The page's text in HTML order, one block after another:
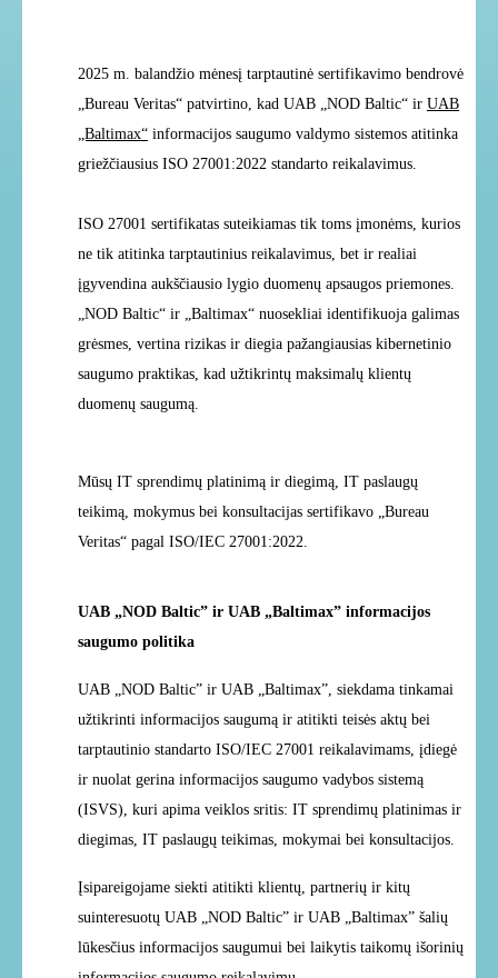
2025 m. balandžio mėnesį tarptautinė sertifikavimo bendrovė
„Bureau Veritas“ patvirtino, kad UAB „NOD Baltic“ ir UAB
„Baltimax“ informacijos saugumo valdymo sistemos atitinka
griežčiausius ISO 27001:2022 standarto reikalavimus.
ISO 27001 sertifikatas suteikiamas tik toms įmonėms, kurios
ne tik atitinka tarptautinius reikalavimus, bet ir realiai
įgyvendina aukščiausio lygio duomenų apsaugos priemones.
„NOD Baltic“ ir „Baltimax“ nuosekliai identifikuoja galimas
grėsmes, vertina rizikas ir diegia pažangiausias kibernetinio
saugumo praktikas, kad užtikrintų maksimalų klientų
duomenų saugumą.
Mūsų IT sprendimų platinimą ir diegimą, IT paslaugų
teikimą, mokymus bei konsultacijas sertifikavo „Bureau
Veritas“ pagal ISO/IEC 27001:2022.
UAB „NOD Baltic” ir UAB „Baltimax” informacijos
saugumo politika
UAB „NOD Baltic” ir UAB „Baltimax”, siekdama tinkamai
užtikrinti informacijos saugumą ir atitikti teisės aktų bei
tarptautinio standarto ISO/IEC 27001 reikalavimams, įdiegė
ir nuolat gerina informacijos saugumo vadybos sistemą
(ISVS), kuri apima veiklos sritis: IT sprendimų platinimas ir
diegimas, IT paslaugų teikimas, mokymai bei konsultacijos.
Įsipareigojame siekti atitikti klientų, partnerių ir kitų
suinteresuotų UAB „NOD Baltic” ir UAB „Baltimax” šalių
lūkesčius informacijos saugumui bei laikytis taikomų išorinių